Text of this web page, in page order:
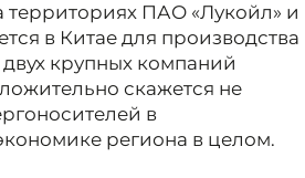
территориях ПАО «Лукойл» и
в Китае для производства
крупных компаний
скажется не
в
региона в целом.